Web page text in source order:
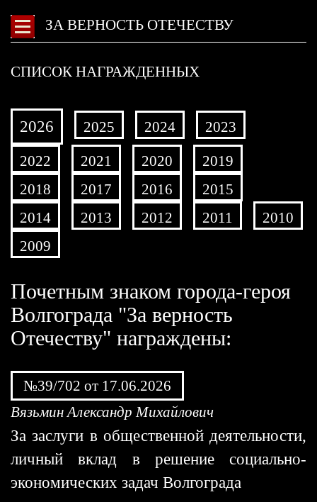
ЗА ВЕРНОСТЬ ОТЕЧЕСТВУ
СПИСОК НАГРАЖДЕННЫХ
2026 2025 2024
2023
2022
2021 2020
2019
2018
2017 2016
2015
2014
2013 2012 2011
2010
2009
Почетным знаком города-героя
Волгограда "За верность
Отечеству" награждены:
№39/702 от 17.06.2026
Вязьмин Александр Михайлович
За заслуги в общественной деятельности,
личный вклад в решение социально-
экономических задач Волгограда